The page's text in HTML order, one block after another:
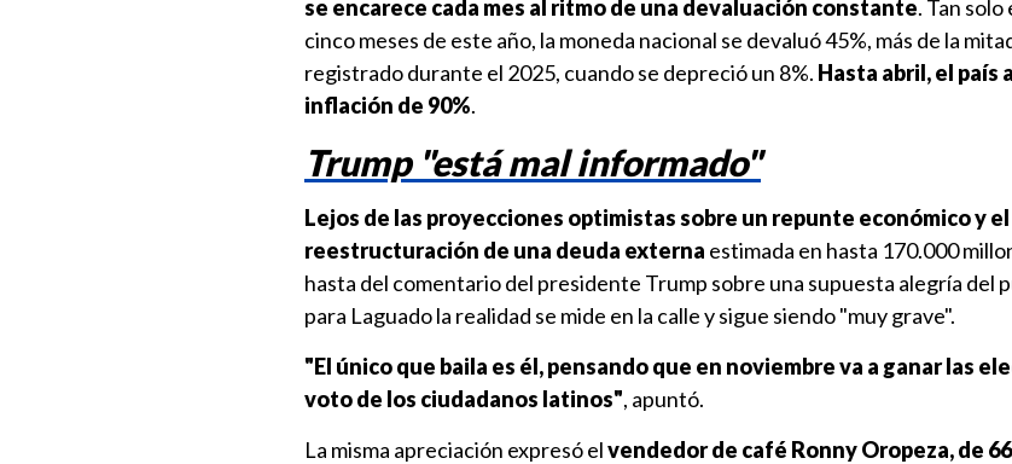
se encarece cada mes al ritmo de una devaluación constante. Tan
cinco meses de este año, la moneda nacional se devaluó 45%, más de la
registrado durante el 2025, cuando se depreció un 8%. Hasta abril, el país
inflación de 90%.
Trump "está mal informado"
Lejos de las proyecciones optimistas sobre un repunte económico y
reestructuración de una deuda externa estimada en hasta 170.000
hasta del comentario del presidente Trump sobre una supuesta alegría del
para Laguado la realidad se mide en la calle y sigue siendo "muy grave".
"El único que baila es él, pensando que en noviembre va a ganar las
voto de los ciudadanos latinos", apuntó.
La misma apreciación expresó elvendedor de café Ronny Oropeza, de